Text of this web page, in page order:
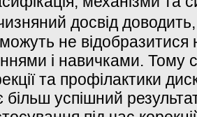
досвід
не відобразитися
і навичками. Тому
та профілактики
більш успішний